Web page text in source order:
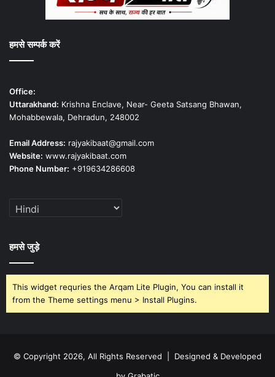
हमसे सम्पर्क करें
Office:
Uttarakhand: Krishna Enclave, Near- Geeta Satsang Bhawan,
Mohabbewala, Dehradun, 248002
Email Address: rajyakibaat@gmail.com
Website: www.rajyakibaat.com
Phone Number: +919634286608
हमसे जुड़े
This widget requries the Arqam Lite Plugin, You can install it
from the Theme settings menu > Install Plugins.
© Copyright 2026, All Rights Reserved | Designed & Developed